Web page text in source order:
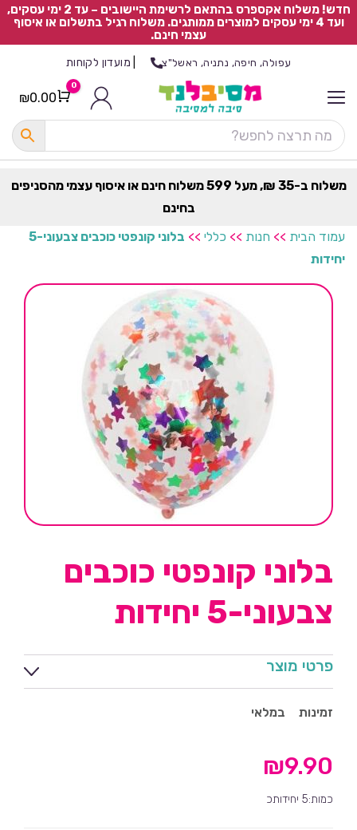
חדש! משלוח אקספרס בהתאם לרשימת היישובים – עד 2 ימי עסקים,
ועד 4 ימי עסקים למוצרים ממותגים. משלוח רגיל בתשלום או איסוף
עצמי חינם.
עפולה, חיפה, נתניה, ראשל"צ מועדון לקוחות
Cart
0
₪0.00
משלוח ב-35 ₪, מעל 599 משלוח חינם או איסוף עצמי מהסניפים
בחינם
עמוד הבית >> חנות >> כללי >>
בלוני קונפטי כוכבים צבעוני-5
יחידות
בלוני קונפטי כוכבים
צבעוני-5 יחידות
פרטי מוצר
זמינות במלאי
₪9.90
כמות:5 יחידותכ